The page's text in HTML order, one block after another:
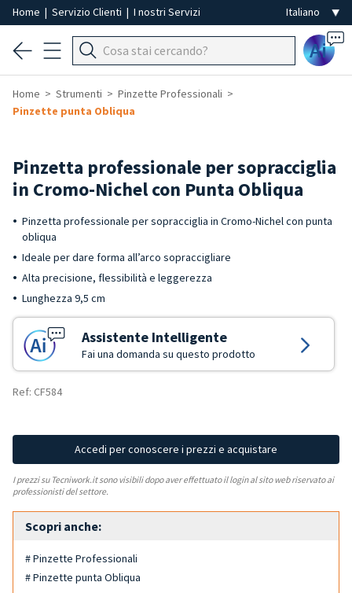
Home | Servizio Clienti | I nostri Servizi
Ai
Home Strumenti
Pinzette Professionali
Pinzette punta Obliqua
Pinzetta professionale per sopracciglia
in Cromo-Nichel con Punta Obliqua
Pinzetta professionale per sopracciglia in Cromo-Nichel con punta
obliqua
Ideale per dare forma all’arco sopraccigliare
Alta precisione, flessibilità e leggerezza
Lunghezza 9,5 cm
Assistente Intelligente
Fai una domanda su questo prodotto
Ref: CF584
Accedi per conoscere i prezzi e acquistare
I prezzi su Tecniwork.it sono visibili dopo aver effettuato il login al sito web riservato ai
professionisti del settore.
Scopri anche:
# Pinzette Professionali
# Pinzette punta Obliqua